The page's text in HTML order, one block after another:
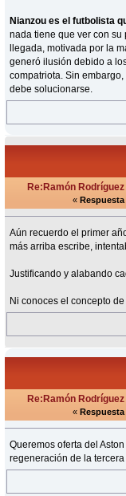
Nianzou es el futbolista
nada tiene que ver con
llegada, motivada por la
generó ilusión debido a
compatriota. Sin
debe solucionarse.
Re:Ramón
« Respuesta
Aún recuerdo el primer
más arriba escribe,
Justificando y alabando
Ni conoces el concepto
Re:Ramón
« Respuesta
Queremos oferta del
regeneración de la